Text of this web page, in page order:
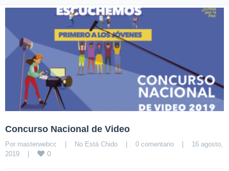
Concurso Nacional de Video
Por masterwebcc | No Está Chido | 0 comentario |
16 agosto,
2019 | 0